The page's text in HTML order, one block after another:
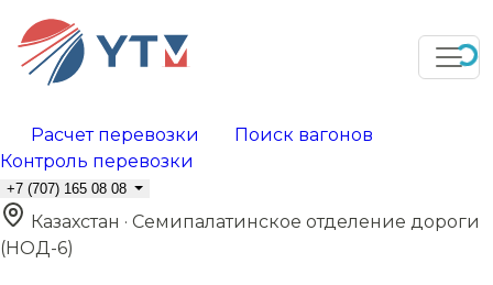
Расчет перевозки
Поиск вагонов
Контроль перевозки
+7 (707) 165 08 08
Казахстан · Семипалатинское отделение дороги
(НОД-6)